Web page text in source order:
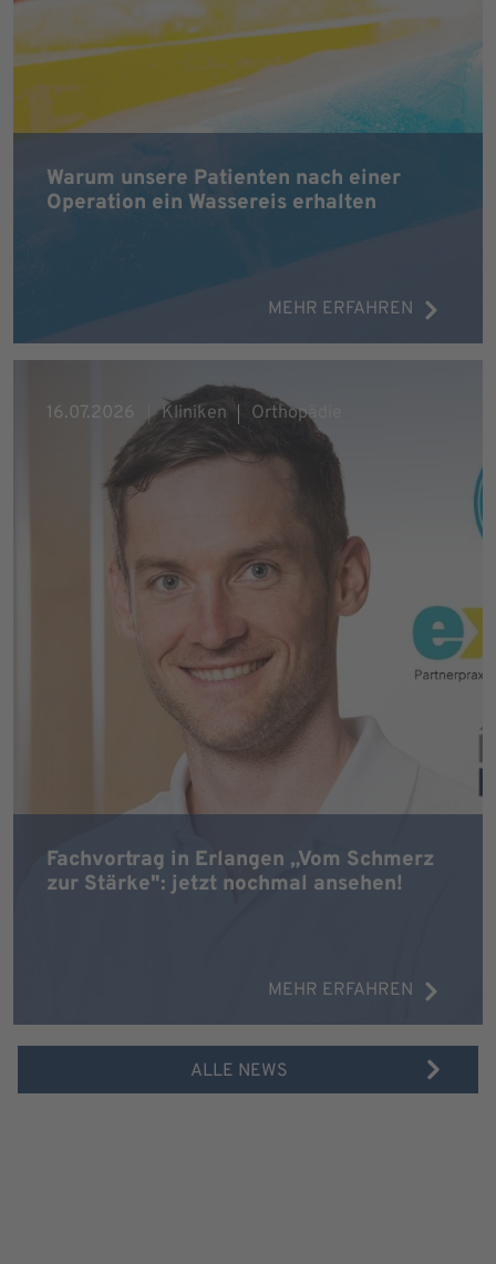
Warum unsere Patienten nach einer
Operation ein Wassereis erhalten
MEHR ERFAHREN
Fachvortrag in Erlangen „Vom Schmerz
zur Stärke": jetzt nochmal ansehen!
MEHR ERFAHREN
16.07.2026 Kliniken Orthopädie
ALLE NEWS